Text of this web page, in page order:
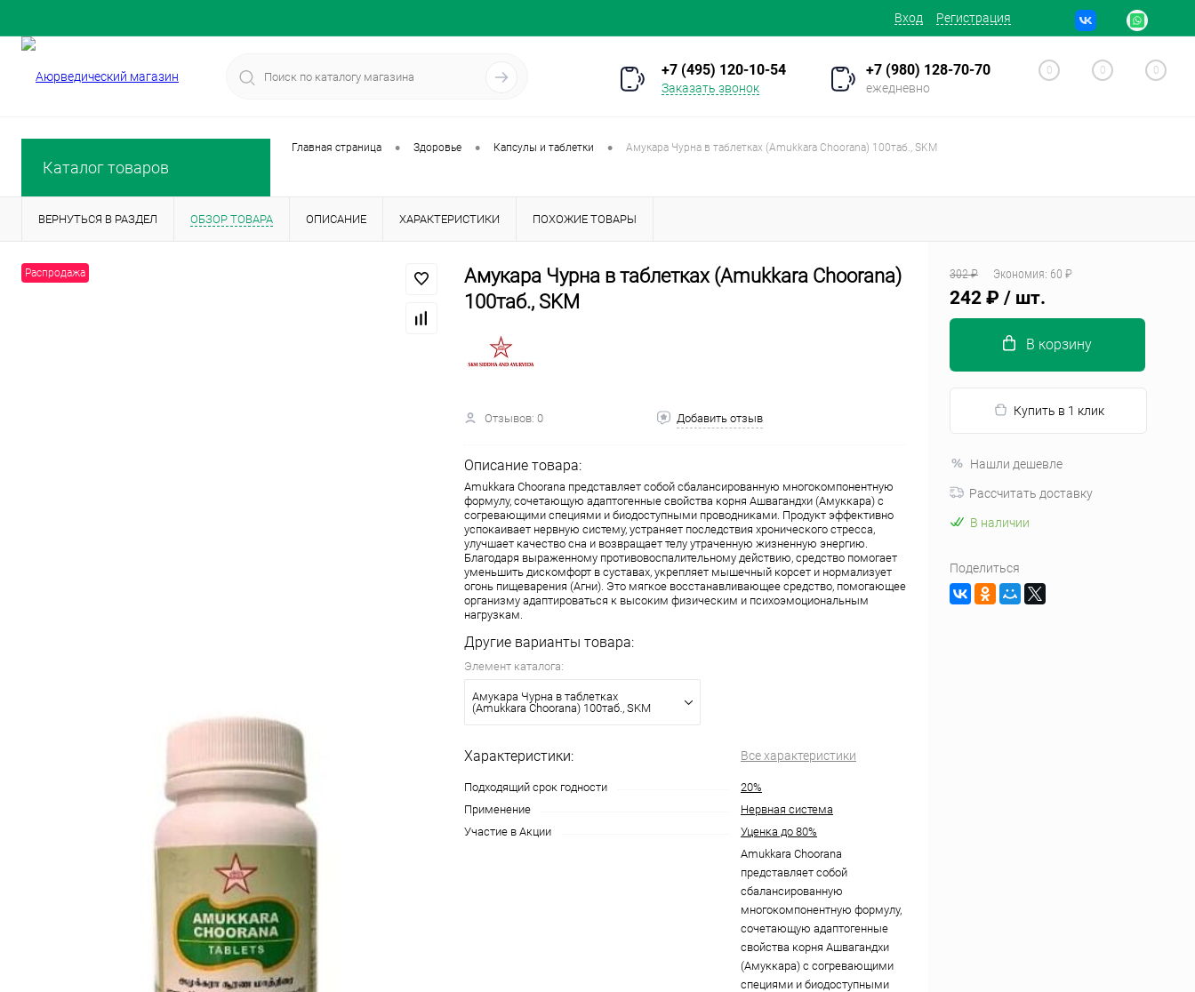
Вход Регистрация
+7 (495) 120-10-54
Заказать звонок
+7 (980) 128-70-70
ежедневно
0 0 0
Каталог товаров
Главная страница • Здоровье • Капсулы и таблетки • Амукара Чурна в таблетках (Amukkara Choorana) 100таб., SKM
ВЕРНУТЬСЯ В РАЗДЕЛ ОБЗОР ТОВАРА ОПИСАНИЕ ХАРАКТЕРИСТИКИ ПОХОЖИЕ ТОВАРЫ
Распродажа
Амукара Чурна в таблетках (Amukkara Choorana)
100таб., SKM
Отзывов: 0 Добавить отзыв
Описание товара:
Amukkara Choorana представляет собой сбалансированную многокомпонентную
формулу, сочетающую адаптогенные свойства корня Ашвагандхи (Амуккара) с
согревающими специями и биодоступными проводниками. Продукт эффективно
успокаивает нервную систему, устраняет последствия хронического стресса,
улучшает качество сна и возвращает телу утраченную жизненную энергию.
Благодаря выраженному противовоспалительному действию, средство помогает
уменьшить дискомфорт в суставах, укрепляет мышечный корсет и нормализует
огонь пищеварения (Агни). Это мягкое восстанавливающее средство, помогающее
организму адаптироваться к высоким физическим и психоэмоциональным
нагрузкам.
Другие варианты товара:
Элемент каталога:
Амукара Чурна в таблетках
(Amukkara Choorana) 100таб., SKM
Характеристики: Все характеристики
Подходящий срок годности
20%
Применение
Нервная система
Участие в Акции
Уценка до 80%
Amukkara Choorana
представляет собой
сбалансированную
многокомпонентную формулу,
сочетающую адаптогенные
свойства корня Ашвагандхи
(Амуккара) с согревающими
специями и биодоступными
302 ₽ Экономия: 60 ₽
242 ₽ / шт.
В корзину
Купить в 1 клик
Нашли дешевле
Рассчитать доставку
В наличии
Поделиться